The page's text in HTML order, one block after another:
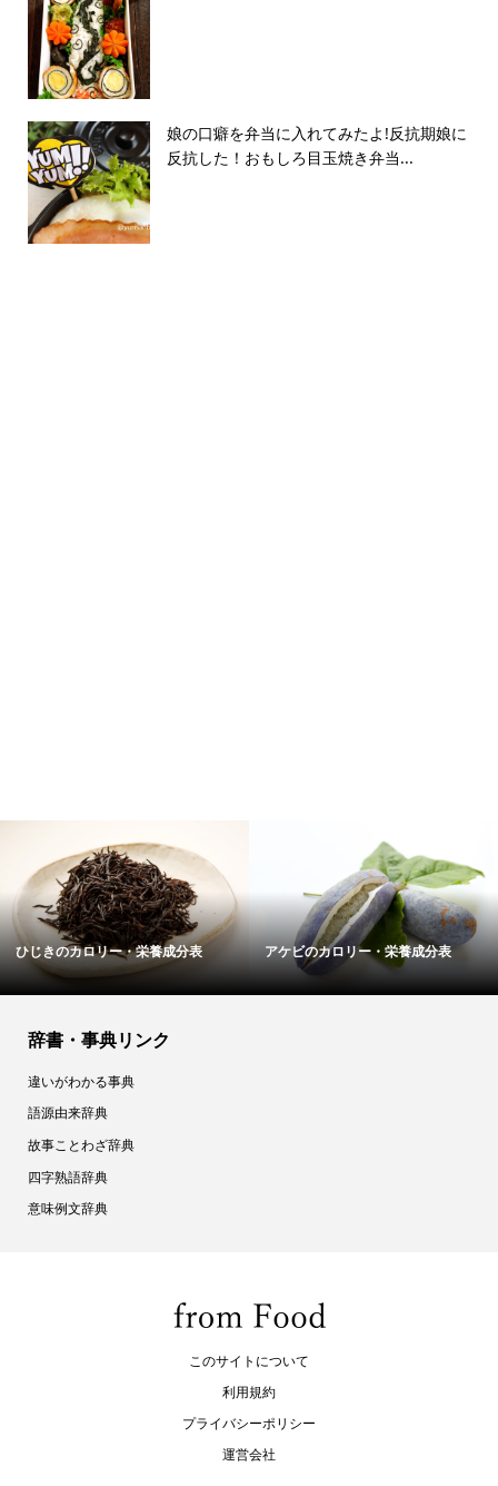
娘の口癖を弁当に入れてみたよ!反抗期娘に
反抗した！おもしろ目玉焼き弁当...
ひじきのカロリー・栄養成分表 アケビのカロリー・栄養成分表
辞書・事典リンク
違いがわかる事典
語源由来辞典
故事ことわざ辞典
四字熟語辞典
意味例文辞典
このサイトについて
利用規約
プライバシーポリシー
運営会社